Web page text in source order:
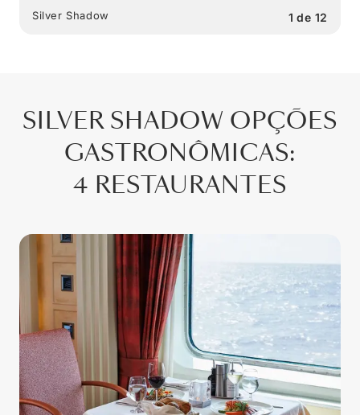
1 de 12
Silver Shadow
SILVER SHADOW OPÇÕES
GASTRONÔMICAS:
4 RESTAURANTES